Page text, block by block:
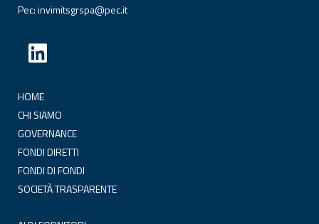
Pec:invimitsgrspa@pec.it
HOME
CHI SIAMO
GOVERNANCE
FONDI DIRETTI
FONDI DI FONDI
SOCIETÀ TRASPARENTE